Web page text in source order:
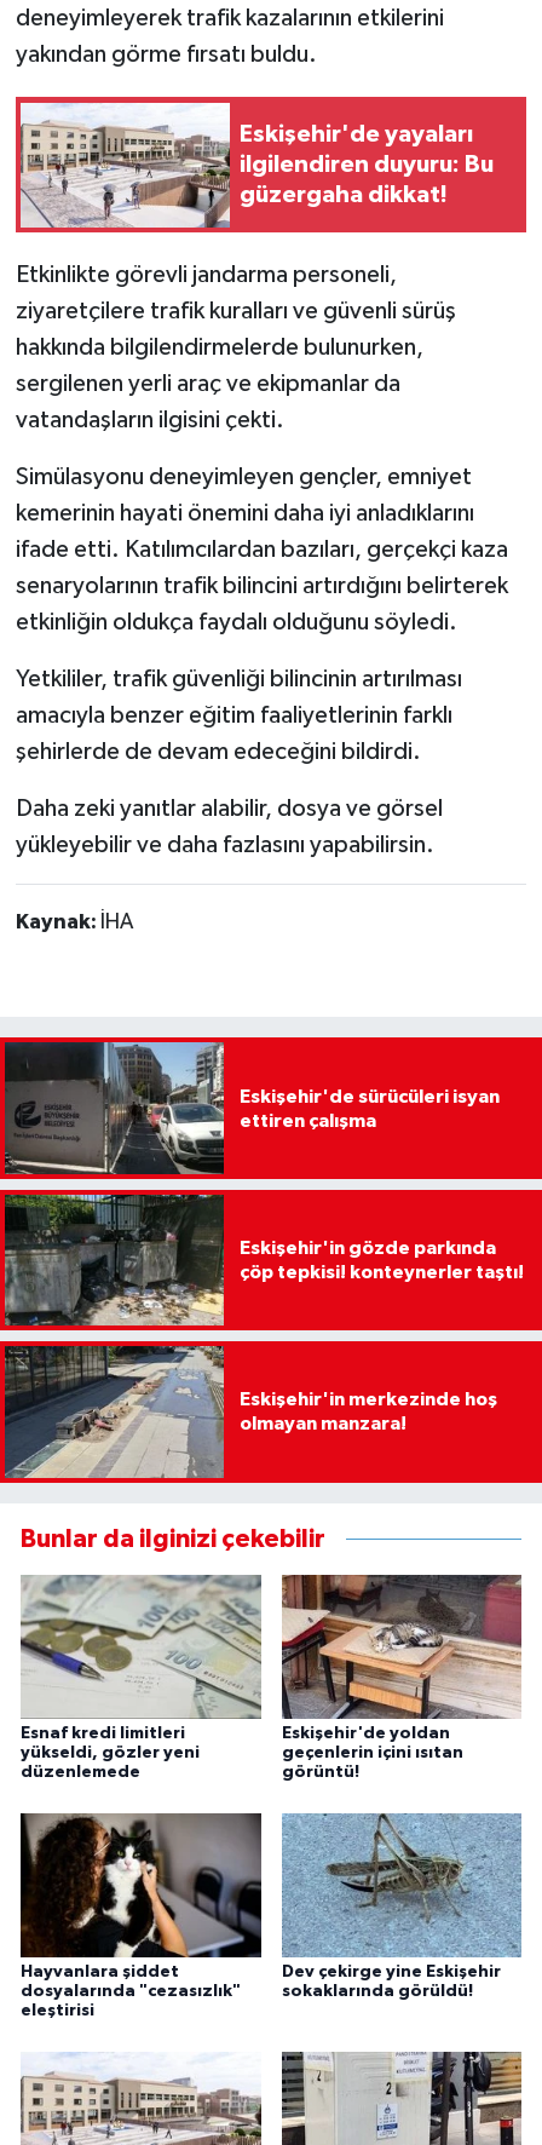
deneyimleyerek trafik kazalarının etkilerini
yakından görme fırsatı buldu.
Eskişehir'de yayaları
ilgilendiren duyuru: Bu
güzergaha dikkat!
Etkinlikte görevli jandarma personeli,
ziyaretçilere trafik kuralları ve güvenli sürüş
hakkında bilgilendirmelerde bulunurken,
sergilenen yerli araç ve ekipmanlar da
vatandaşların ilgisini çekti.
Simülasyonu deneyimleyen gençler, emniyet
kemerinin hayati önemini daha iyi anladıklarını
ifade etti. Katılımcılardan bazıları, gerçekçi kaza
senaryolarının trafik bilincini artırdığını belirterek
etkinliğin oldukça faydalı olduğunu söyledi.
Yetkililer, trafik güvenliği bilincinin artırılması
amacıyla benzer eğitim faaliyetlerinin farklı
şehirlerde de devam edeceğini bildirdi.
Daha zeki yanıtlar alabilir, dosya ve görsel
yükleyebilir ve daha fazlasını yapabilirsin.
Kaynak: İHA
Eskişehir'de sürücüleri isyan
ettiren çalışma
Eskişehir'in gözde parkında
çöp tepkisi! konteynerler taştı!
Eskişehir'in merkezinde hoş
olmayan manzara!
Bunlar da ilginizi çekebilir
Esnaf kredi limitleri
yükseldi, gözler yeni
düzenlemede
Eskişehir'de yoldan
geçenlerin içini ısıtan
görüntü!
Hayvanlara şiddet
dosyalarında "cezasızlık"
eleştirisi
Dev çekirge yine Eskişehir
sokaklarında görüldü!